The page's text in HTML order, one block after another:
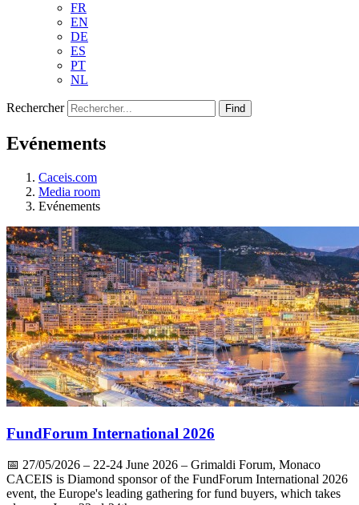
FR
EN
DE
ES
PT
NL
Rechercher Find
Evénements
Caceis.com
Media room
Evénements
FundForum International 2026
📅 27/05/2026 – 22-24 June 2026 – Grimaldi Forum, Monaco
CACEIS is Diamond sponsor of the FundForum International 2026
event, the Europe's leading gathering for fund buyers, which takes